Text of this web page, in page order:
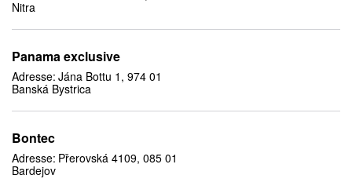
Nitra
Panama exclusive
Adresse: Jána Bottu 1, 974 01
Banská Bystrica
Bontec
Adresse: Přerovská 4109, 085 01
Bardejov